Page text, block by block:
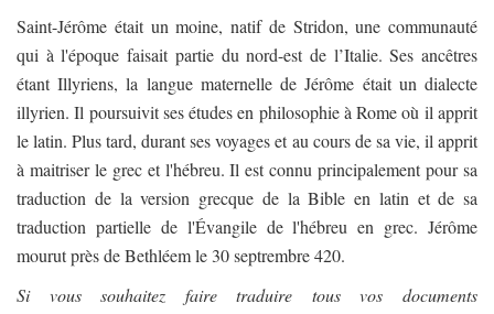
Saint-Jérôme était un moine, natif de Stridon, une communauté
qui à l'époque faisait partie du nord-est de l’Italie. Ses ancêtres
étant Illyriens, la langue maternelle de Jérôme était un dialecte
illyrien. Il poursuivit ses études en philosophie à Rome où il apprit
le latin. Plus tard, durant ses voyages et au cours de sa vie, il apprit
à maitriser le grec et l'hébreu. Il est connu principalement pour sa
traduction de la version grecque de la Bible en latin et de sa
traduction partielle de l'Évangile de l'hébreu en grec. Jérôme
mourut près de Bethléem le 30 septrembre 420.
Si vous souhaitez faire traduire tous vos documents